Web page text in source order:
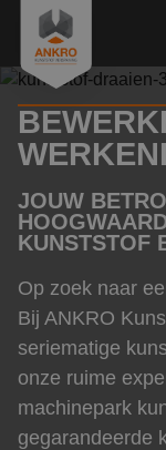
Kunststoffen
Machinepark
Duurzaamheid
Kwaliteit
Offerte
Over ons
Vacatures
JOUW
KUNSTSTOF
Op zoek naar
Bij ANKRO
seriematige
onze ruime
machinepark
gegarandeerde